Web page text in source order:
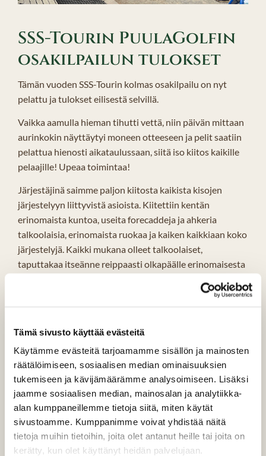
Tämä sivusto käyttää evästeitä
Käytämme evästeitä tarjoamamme sisällön ja mainosten
räätälöimiseen, sosiaalisen median ominaisuuksien
tukemiseen ja kävijämäärämme analysoimiseen. Lisäksi
jaamme sosiaalisen median, mainosalan ja analytiikka-
alan kumppaneillemme tietoja siitä, miten käytät
sivustoamme. Kumppanimme voivat yhdistää näitä
tietoja muihin tietoihin, joita olet antanut heille tai joita on
kerätty, kun olet käyttänyt heidän palvelujaan.
SSS-Tourin PuulaGolfin
osakilpailun tulokset
Tämän vuoden SSS-Tourin kolmas osakilpailu on nyt
pelattu ja tulokset eilisestä selvillä.
Vaikka aamulla hieman tihutti vettä, niin päivän mittaan
aurinkokin näyttäytyi moneen otteeseen ja pelit saatiin
pelattua hienosti aikataulussaan, siitä iso kiitos kaikille
pelaajille! Upeaa toimintaa!
Järjestäjinä saimme paljon kiitosta kaikista kisojen
järjestelyyn liittyvistä asioista. Kiitettiin kentän
erinomaista kuntoa, useita forecaddeja ja ahkeria
talkoolaisia, erinomaista ruokaa ja kaiken kaikkiaan koko
järjestelyjä. Kaikki mukana olleet talkoolaiset,
taputtakaa itseänne reippaasti olkapäälle erinomaisesta
teitä, ei tämän kokoisen kisapäivän järjestäminen
Ja sitten niihin jo lupaamiini tuloksiin.
Tässä palkintosijoille yltäneet:
Voittajat: Timo Alava ja Markku Toivanen (Tahko)
2. sija: Veli-Matti Penttinen ja Jukka Ruuska (LPG)
3. sija: Aki Inoranta ja Petri Jyräs (MG)
4. sija: Matti Tiainen ja Tapani Särkkä (GP)